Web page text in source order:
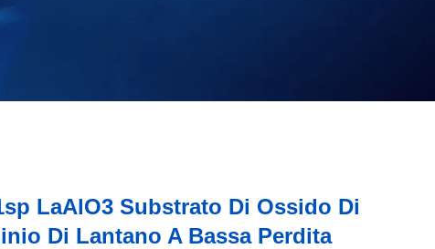
LaAlO3 Substrato Di Ossido Di
Di Lantano A Bassa Perdita